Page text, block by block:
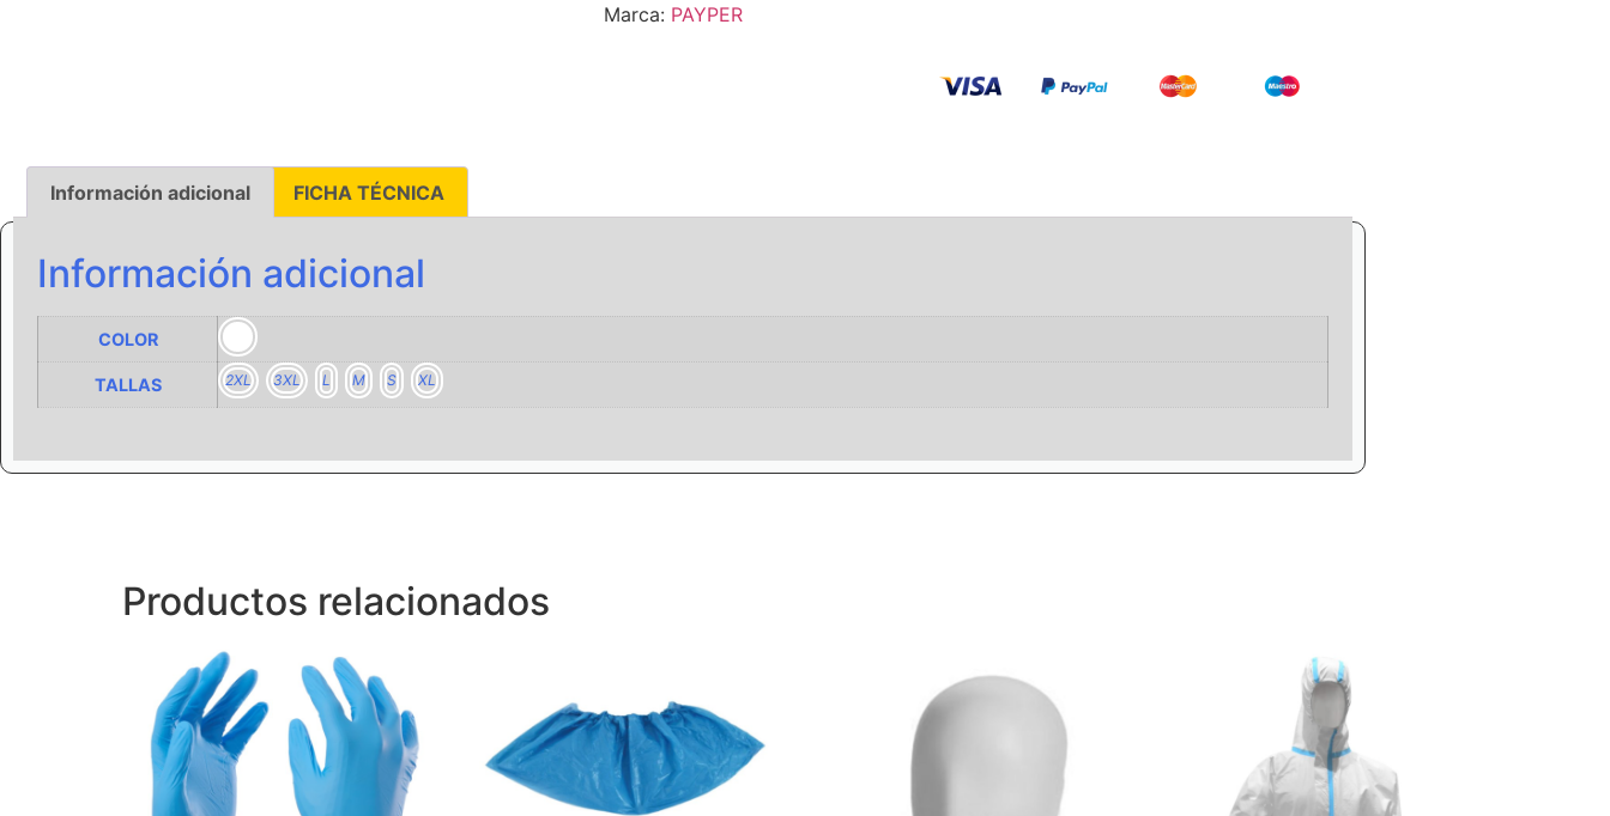
Marca: PAYPER
Información adicional FICHA TÉCNICA
Información adicional
COLOR
TALLAS 2XL 3XL L M S XL
Productos relacionados